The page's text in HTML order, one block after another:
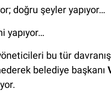
doğru şeyler yapıyor…
yapıyor…
bu tür
belediye başkanı